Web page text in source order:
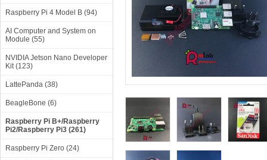
Raspberry Pi 4 Model B (94)
AI Computer and System on
Module (55)
NVIDIA Jetson Nano Developer
Kit (123)
LattePanda (38)
BeagleBone (6)
Raspberry Pi B+/Raspberry
Pi2/Raspberry Pi3 (261)
Raspberry Pi Zero (24)